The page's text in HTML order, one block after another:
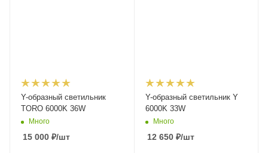
Y-образный светильник
TORO 6000K 36W
Много
15 000 ₽/шт
Y-образный светильник Y
6000K 33W
Много
12 650₽/шт